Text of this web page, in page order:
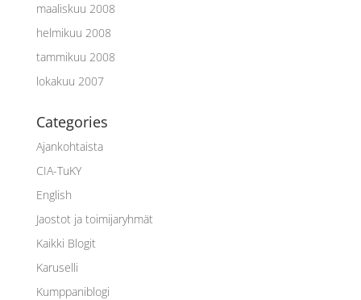
maaliskuu 2008
helmikuu 2008
tammikuu 2008
lokakuu 2007
Categories
Ajankohtaista
CIA-TuKY
English
Jaostot ja toimijaryhmät
Kaikki Blogit
Karuselli
Kumppaniblogi